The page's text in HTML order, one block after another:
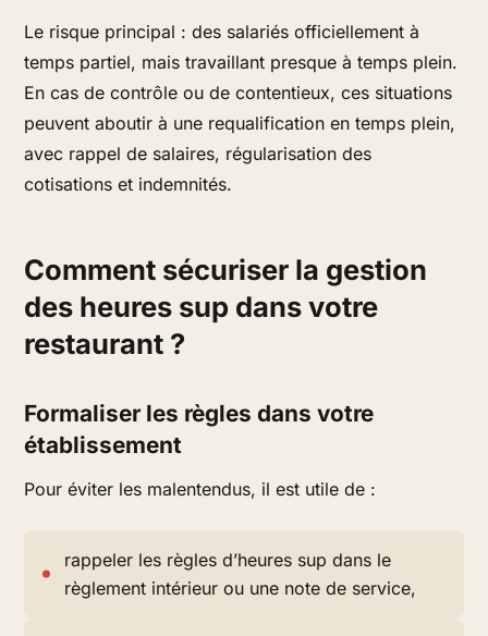
Le risque principal : des salariés officiellement à
temps partiel, mais travaillant presque à temps plein.
En cas de contrôle ou de contentieux, ces situations
peuvent aboutir à une requalification en temps plein,
avec rappel de salaires, régularisation des
cotisations et indemnités.
Comment sécuriser la gestion
des heures sup dans votre
restaurant ?
Formaliser les règles dans votre
établissement
Pour éviter les malentendus, il est utile de :
rappeler les règles d’heures sup dans le
règlement intérieur ou une note de service,